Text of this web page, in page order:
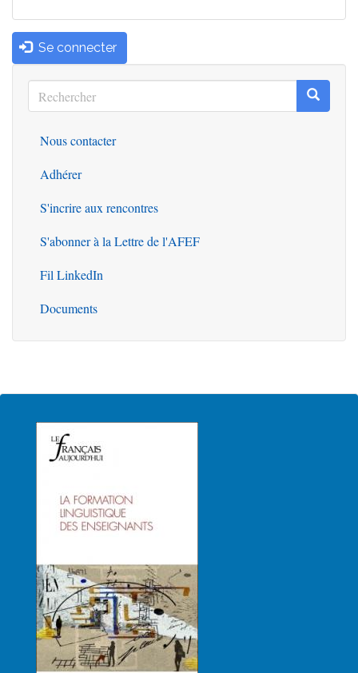
Se connecter
Rechercher
Rechercher
Outils
Nous contacter
Adhérer
S'incrire aux rencontres
S'abonner à la Lettre de l'AFEF
Fil LinkedIn
Documents